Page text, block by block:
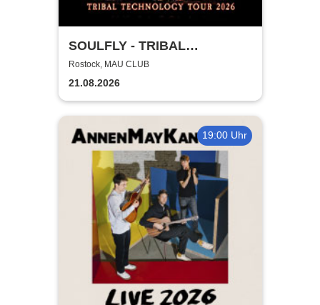
SOULFLY - TRIBAL
TECHNOLOGY TOUR 2026
Rostock, MAU CLUB
21.08.2026
19:00 Uhr